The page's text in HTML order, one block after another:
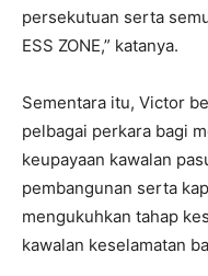
persekutuan serta
ESS ZONE,” katanya.
Sementara itu, Victor
pelbagai perkara bagi
keupayaan kawalan
pembangunan serta
mengukuhkan tahap
kawalan keselamatan